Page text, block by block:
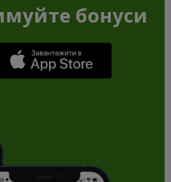
бонуси